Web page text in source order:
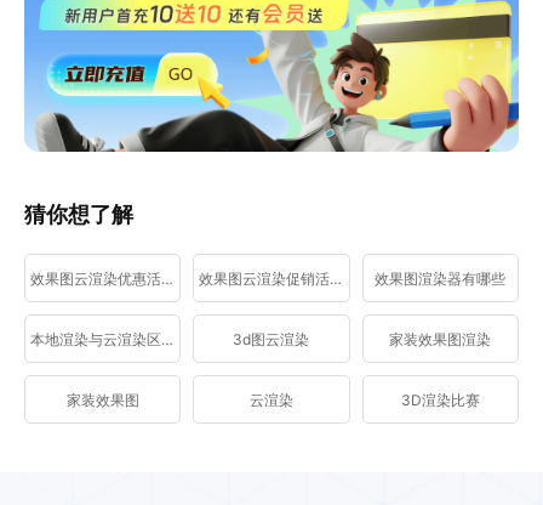
猜你想了解
效果图云渲染优惠活动 效果图云渲染促销活动 效果图渲染器有哪些
本地渲染与云渲染区别 3d图云渲染 家装效果图渲染
家装效果图 云渲染 3D渲染比赛